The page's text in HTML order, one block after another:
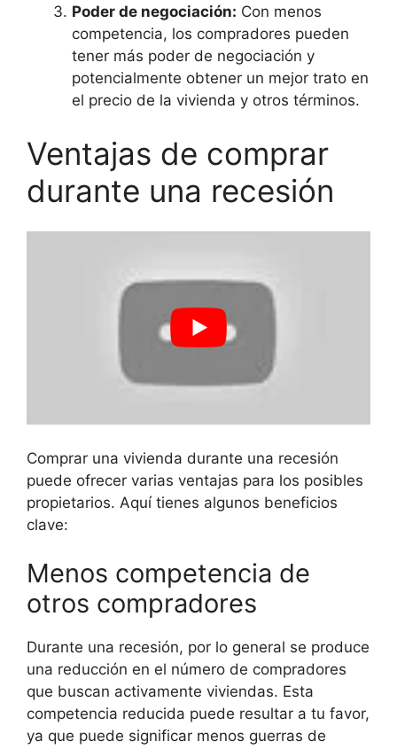
Poder de negociación: Con menos
competencia, los compradores pueden
tener más poder de negociación y
potencialmente obtener un mejor trato en
el precio de la vivienda y otros términos.
Ventajas de comprar
durante una recesión
Comprar una vivienda durante una recesión
puede ofrecer varias ventajas para los posibles
propietarios. Aquí tienes algunos beneficios
clave:
Menos competencia de
otros compradores
Durante una recesión, por lo general se produce
una reducción en el número de compradores
que buscan activamente viviendas. Esta
competencia reducida puede resultar a tu favor,
ya que puede significar menos guerras de